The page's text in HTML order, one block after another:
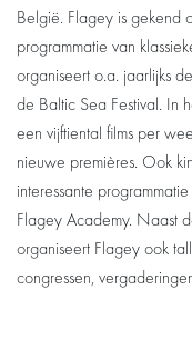
België. Flagey is gekend
programmatie van
organiseert o.a. jaarlijks
de Baltic Sea Festival. In
een vijftiental films per
nieuwe premières. Ook
interessante
Flagey Academy. Naast
organiseert Flagey ook
congressen,